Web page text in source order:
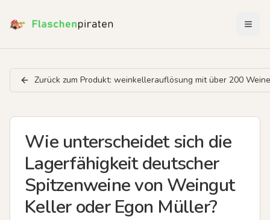
Zurück zum Produkt: weinkellerauflösung mit über 200
Wie unterscheidet sich die
Lagerfähigkeit deutscher
Spitzenweine von Weingut
Keller oder Egon Müller?